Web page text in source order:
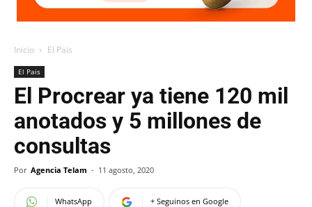
Inicio El Pais
El Pais
El Procrear ya tiene 120 mil
anotados y 5 millones de
consultas
Por Agencia Telam - 11 agosto, 2020
WhatsApp + Seguinos en Google